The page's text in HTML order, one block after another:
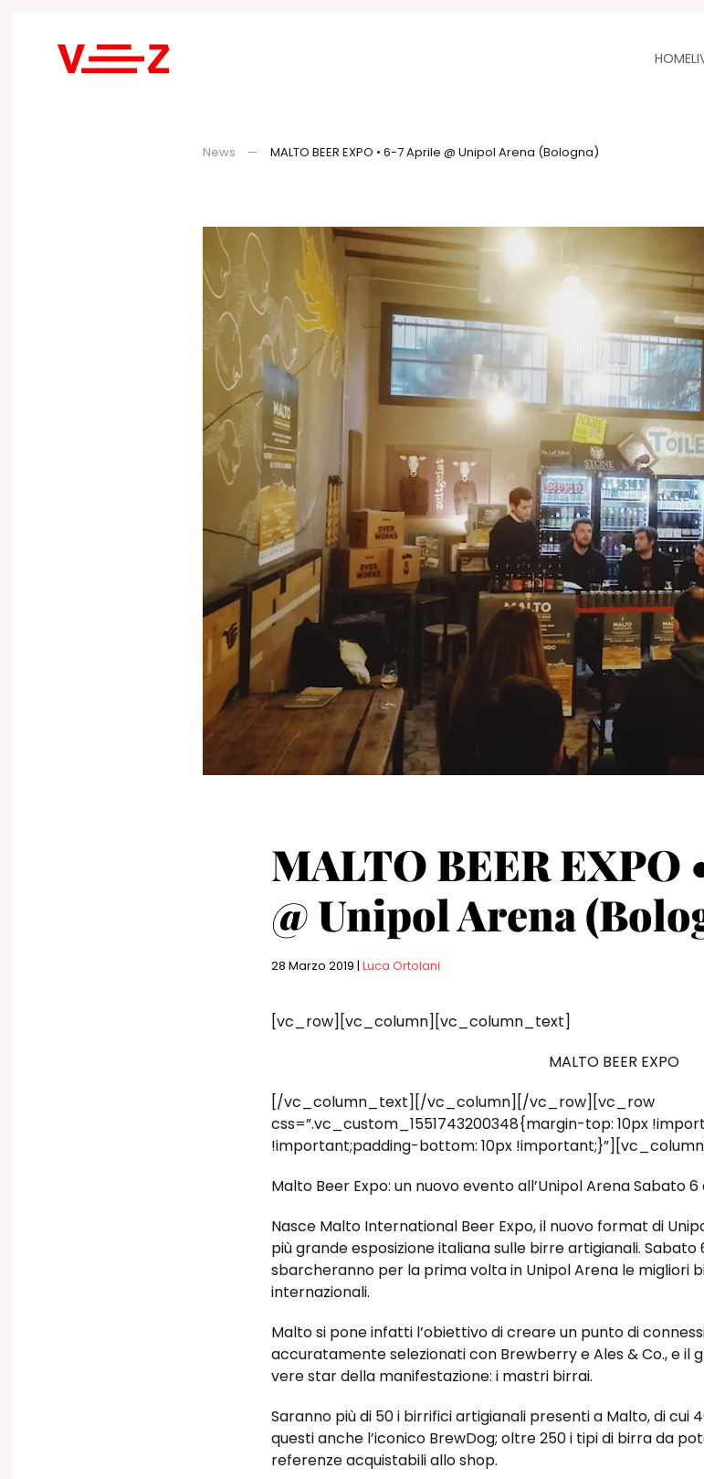
Skip to main content HOME
News MALTO BEER EXPO • 6-7 Aprile @ Unipol Arena (Bologna)
MALTO BEER EXPO
@ Unipol Arena
28 Marzo 2019 | Luca Ortolani
[vc_row][vc_column][vc_column_text]
MALTO BEER EXPO
[/vc_column_text][/vc_column][/vc_row][vc_row
css=”.vc_custom_1551743200348{margin-top: 10px
!important;padding-bottom: 10px
Malto Beer Expo: un nuovo evento all’Unipol Arena Sabato
Nasce Malto International Beer Expo, il nuovo format di
più grande esposizione italiana sulle birre artigianali.
sbarcheranno per la prima volta in Unipol Arena le migliori
internazionali.
Malto si pone infatti l’obiettivo di creare un punto di
accuratamente selezionati con Brewberry e Ales & Co., e il
vere star della manifestazione: i mastri birrai.
Saranno più di 50 i birrifici artigianali presenti a Malto, di cui
questi anche l’iconico BrewDog; oltre 250 i tipi di birra da
referenze acquistabili allo shop.